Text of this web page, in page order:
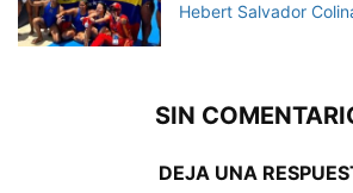
Hebert Salvador
SIN
DEJA UNA